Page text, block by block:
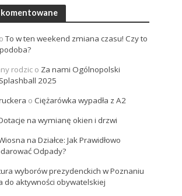
oTo w ten weekend zmiana czasu! Czy to
rodzico Za nami Ogólnopolski
2025
o Ciężarówka wypadła z A2
na wymianę okien i drzwi
na Działce: Jak Prawidłowo
Odpady?
wyborów prezydenckich w Poznaniu
do aktywności obywatelskiej